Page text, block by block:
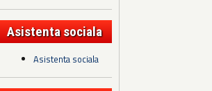
Asistenta sociala
Asistenta sociala